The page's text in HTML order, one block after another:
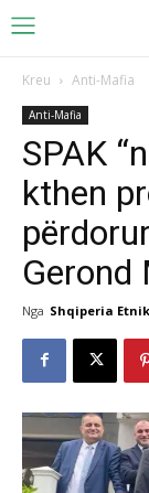
Kreu Anti-Mafia
Anti-Mafia
SPAK
kthen
Gerond
Nga Shqiperia